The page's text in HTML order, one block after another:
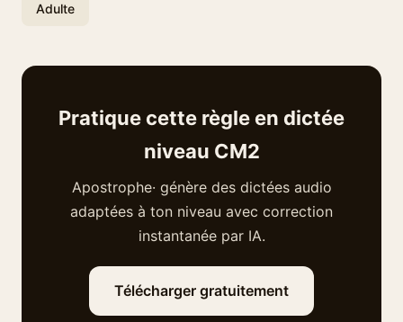
Adulte
Pratique cette règle en dictée
niveau CM2
Apostrophe· génère des dictées audio
adaptées à ton niveau avec correction
instantanée par IA.
Télécharger gratuitement